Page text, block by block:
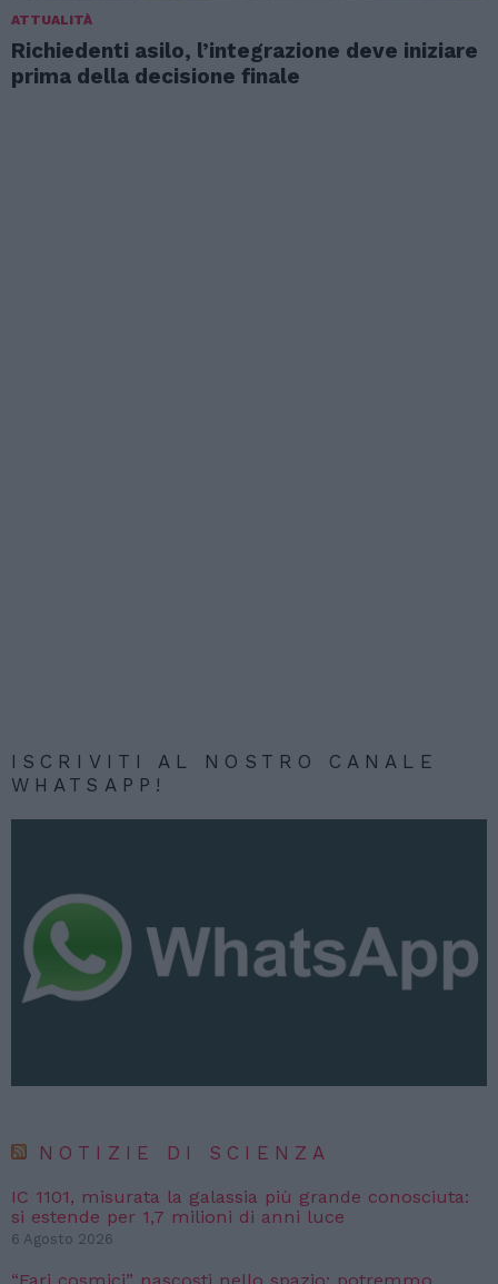
ATTUALITÀ
Richiedenti asilo, l’integrazione deve iniziare
prima della decisione finale
ISCRIVITI AL NOSTRO CANALE
WHATSAPP!
NOTIZIE DI SCIENZA
IC 1101, misurata la galassia più grande conosciuta:
si estende per 1,7 milioni di anni luce
6 Agosto 2026